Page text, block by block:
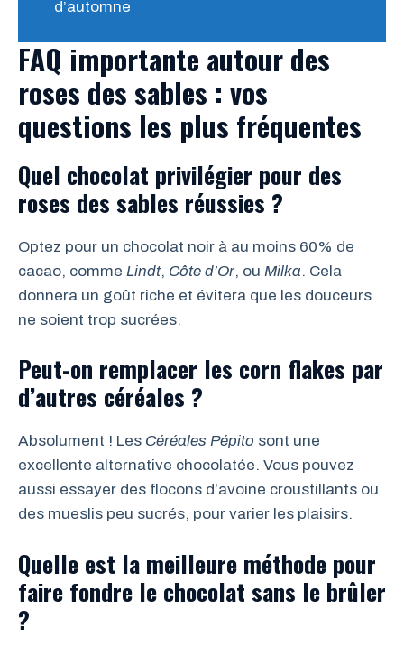
d’automne
FAQ importante autour des
roses des sables : vos
questions les plus fréquentes
Quel chocolat privilégier pour des
roses des sables réussies ?
Optez pour un chocolat noir à au moins 60% de
cacao, comme Lindt, Côte d’Or, ou Milka. Cela
donnera un goût riche et évitera que les douceurs
ne soient trop sucrées.
Peut-on remplacer les corn flakes par
d’autres céréales ?
Absolument ! Les Céréales Pépito sont une
excellente alternative chocolatée. Vous pouvez
aussi essayer des flocons d’avoine croustillants ou
des mueslis peu sucrés, pour varier les plaisirs.
Quelle est la meilleure méthode pour
faire fondre le chocolat sans le brûler
?